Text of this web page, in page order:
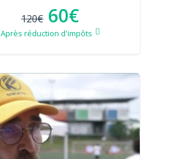
120€ 60€
Après réduction d'impôts